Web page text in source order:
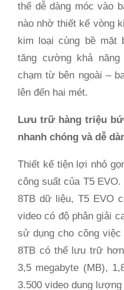
thể dễ dàng móc vào
nào nhờ thiết kế vòng
kim loại cùng bề mặt
tăng cường khả
chạm từ bên ngoài –
lên đến hai mét.
Lưu trữ hàng triệu
nhanh chóng và dễ
Thiết kế tiện lợi nhỏ
công suất của T5
8TB dữ liệu, T5 EVO
video có độ phân giải
sử dụng cho công
8TB có thể lưu trữ
3,5 megabyte (MB),
3.500 video dung